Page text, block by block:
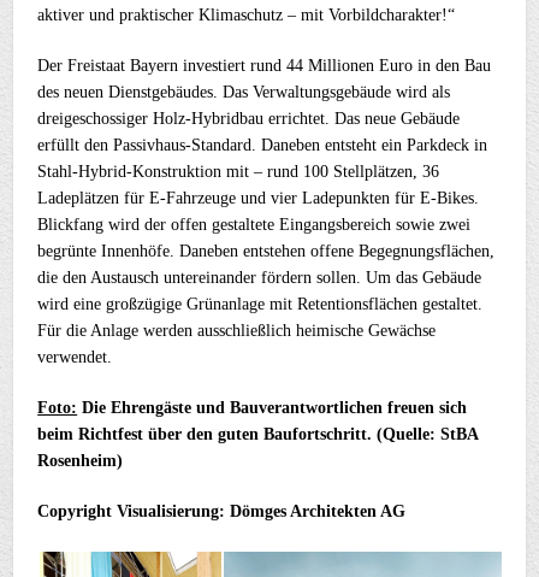
aktiver und praktischer Klimaschutz – mit Vorbildcharakter!“
Der Freistaat Bayern investiert rund 44 Millionen Euro in den Bau
des neuen Dienstgebäudes. Das Verwaltungsgebäude wird als
dreigeschossiger Holz-Hybridbau errichtet. Das neue Gebäude
erfüllt den Passivhaus-Standard. Daneben entsteht ein Parkdeck in
Stahl-Hybrid-Konstruktion mit – rund 100 Stellplätzen, 36
Ladeplätzen für E-Fahrzeuge und vier Ladepunkten für E-Bikes.
Blickfang wird der offen gestaltete Eingangsbereich sowie zwei
begrünte Innenhöfe. Daneben entstehen offene Begegnungsflächen,
die den Austausch untereinander fördern sollen. Um das Gebäude
wird eine großzügige Grünanlage mit Retentionsflächen gestaltet.
Für die Anlage werden ausschließlich heimische Gewächse
verwendet.
Foto: Die Ehrengäste und Bauverantwortlichen freuen sich
beim Richtfest über den guten Baufortschritt. (Quelle: StBA
Rosenheim)
Copyright Visualisierung: Dömges Architekten AG